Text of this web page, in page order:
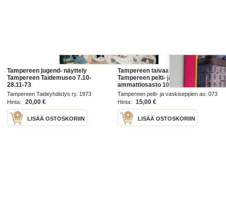
Tampereen jugend- näyttely
Tampereen Taidemuseo 7.10-
28.11-73
Tampereen Taideyhdistys ry. 1973
Hinta:
20,00 €
LISÄÄ OSTOSKORIIN
Tampereen taivaan alla :
Tampereen pelti- ja vaskiseppien
ammattiosasto 100 vuotta
Tampereen pelti- ja vaskiseppien ao. 073
2000
Hinta: 15,00 €
LISÄÄ OSTOSKORIIN